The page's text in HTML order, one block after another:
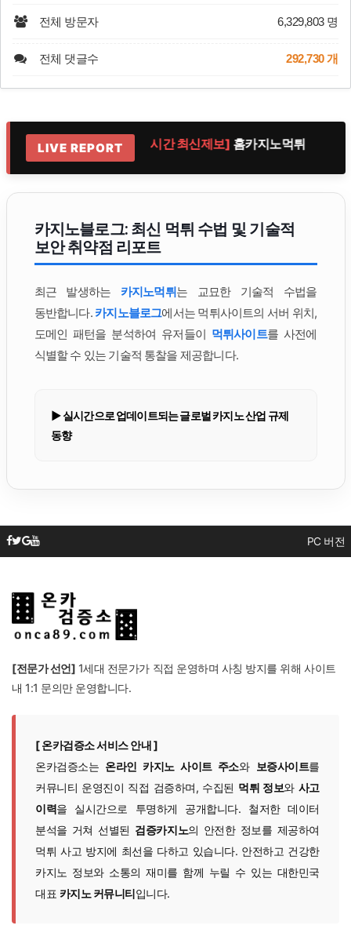
전체 방문자 6,329,803 명
전체 댓글수 292,730 개
LIVE REPORT
악질 [실시간 최신제보]홈카지노먹튀
카지노블로그: 최신 먹튀 수법 및 기술적
보안 취약점 리포트
최근 발생하는 카지노먹튀는 교묘한 기술적 수법을
동반합니다. 카지노블로그에서는 먹튀사이트의 서버 위치,
도메인 패턴을 분석하여 유저들이 먹튀사이트를 사전에
식별할 수 있는 기술적 통찰을 제공합니다.
▶ 실시간으로 업데이트되는 글로벌 카지노 산업 규제
동향
PC 버전
[전문가 선언] 1세대 전문가가 직접 운영하며 사칭 방지를 위해 사이트
내 1:1 문의만 운영합니다.
[ 온카검증소 서비스 안내 ]
온카검증소는 온라인 카지노 사이트 주소와 보증사이트를
커뮤니티 운영진이 직접 검증하며, 수집된 먹튀 정보와 사고
이력을 실시간으로 투명하게 공개합니다. 철저한 데이터
분석을 거쳐 선별된 검증카지노의 안전한 정보를 제공하여
먹튀 사고 방지에 최선을 다하고 있습니다. 안전하고 건강한
카지노 정보와 소통의 재미를 함께 누릴 수 있는 대한민국
대표 카지노 커뮤니티입니다.